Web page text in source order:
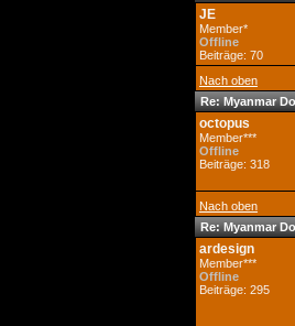
JE
Member*
Offline
Beiträge: 70
Nach oben
Re: Myanmar
octopus
Member***
Offline
Beiträge: 318
Nach oben
Re: Myanmar
ardesign
Member***
Offline
Beiträge: 295